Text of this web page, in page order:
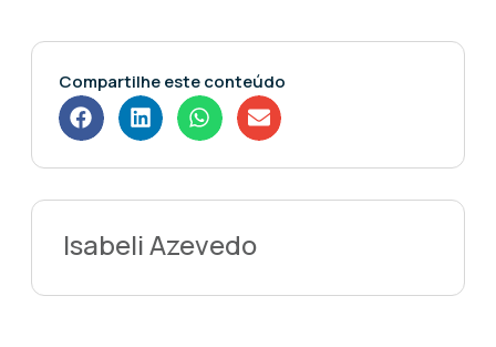
Compartilhe este conteúdo
Isabeli Azevedo